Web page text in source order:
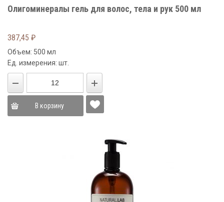
Олигоминералы гель для волос, тела и рук 500 мл
387,45 ₽
Объем: 500 мл
Ед. измерения: шт.
В корзину